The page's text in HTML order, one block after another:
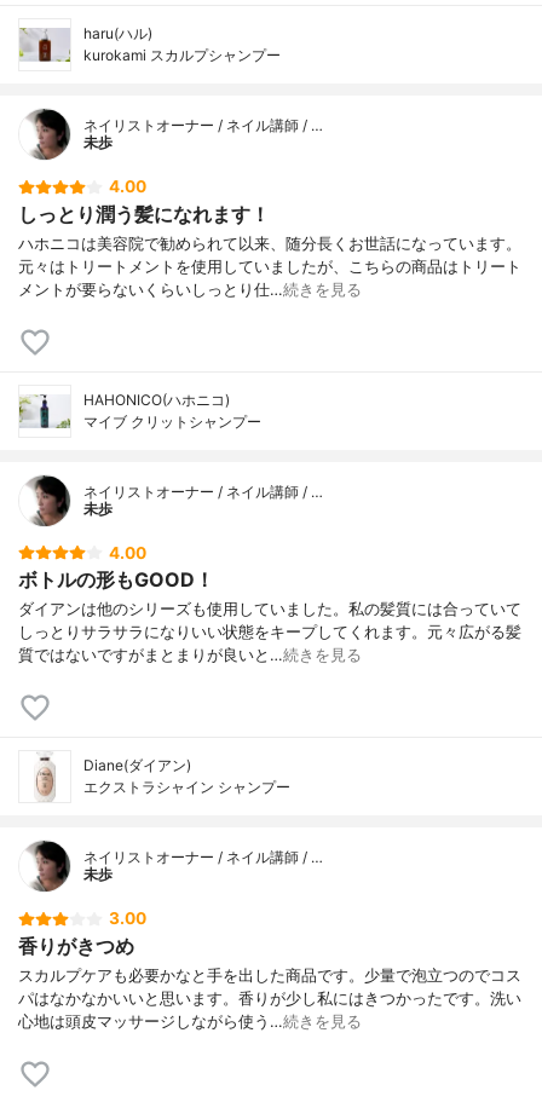
haru(ハル)
kurokami スカルプシャンプー
ネイリストオーナー / ネイル講師 / …
未歩
4.00
しっとり潤う髪になれます！
ハホニコは美容院で勧められて以来、随分長くお世話になっています。
元々はトリートメントを使用していましたが、こちらの商品はトリート
メントが要らないくらいしっとり仕…続きを見る
HAHONICO(ハホニコ)
マイブ クリットシャンプー
ネイリストオーナー / ネイル講師 / …
未歩
4.00
ボトルの形もGOOD！
ダイアンは他のシリーズも使用していました。私の髪質には合っていて
しっとりサラサラになりいい状態をキープしてくれます。元々広がる髪
質ではないですがまとまりが良いと…続きを見る
Diane(ダイアン)
エクストラシャイン シャンプー
ネイリストオーナー / ネイル講師 / …
未歩
3.00
香りがきつめ
スカルプケアも必要かなと手を出した商品です。少量で泡立つのでコス
パはなかなかいいと思います。香りが少し私にはきつかったです。洗い
心地は頭皮マッサージしながら使う…続きを見る